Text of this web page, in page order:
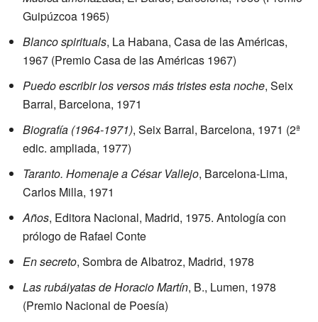
Guipúzcoa 1965)
Blanco spirituals, La Habana, Casa de las Américas,
1967 (Premio Casa de las Américas 1967)
Puedo escribir los versos más tristes esta noche, Seix
Barral, Barcelona, 1971
Biografía (1964-1971), Seix Barral, Barcelona, 1971 (2ª
edic. ampliada, 1977)
Taranto. Homenaje a César Vallejo, Barcelona-Lima,
Carlos Milla, 1971
Años, Editora Nacional, Madrid, 1975. Antología con
prólogo de Rafael Conte
En secreto, Sombra de Albatroz, Madrid, 1978
Las rubáiyatas de Horacio Martín, B., Lumen, 1978
(Premio Nacional de Poesía)